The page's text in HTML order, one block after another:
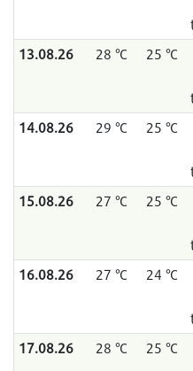
13.08.26 28 °C 25 °C
14.08.26 29 °C 25 °C
15.08.26 27 °C 25 °C
16.08.26 27 °C 24 °C
17.08.26 28 °C 25 °C